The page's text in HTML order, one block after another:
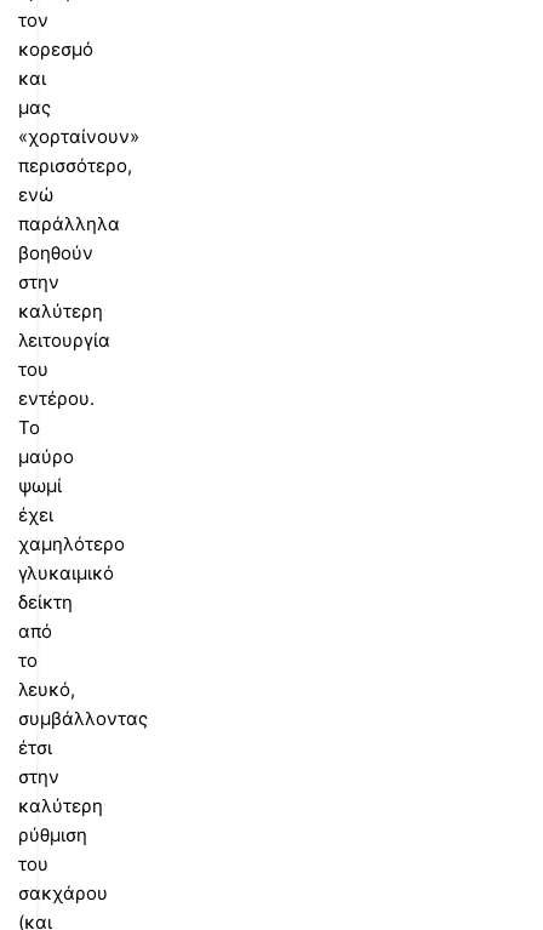
τον
κορεσμό
και
μας
«χορταίνουν»
περισσότερο,
ενώ
παράλληλα
βοηθούν
στην
καλύτερη
λειτουργία
του
εντέρου.
Το
μαύρο
ψωμί
έχει
χαμηλότερο
γλυκαιμικό
δείκτη
από
το
λευκό,
συμβάλλοντας
έτσι
στην
καλύτερη
ρύθμιση
του
σακχάρου
(και